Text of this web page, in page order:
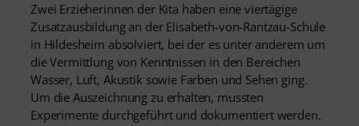
Zwei Erzieherinnen der Kita haben eine viertägige
Zusatzausbildung an der Elisabeth-von-Rantzau-Schule
in Hildesheim absolviert, bei der es unter anderem um
die Vermittlung von Kenntnissen in den Bereichen
Wasser, Luft, Akustik sowie Farben und Sehen ging.
Um die Auszeichnung zu erhalten, mussten
Experimente durchgeführt und dokumentiert werden.